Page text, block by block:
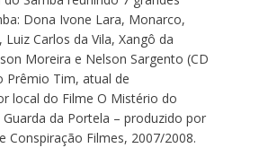
Dona Ivone Lara, Monarco,
Carlos da Vila, Xangô da
Moreira e Nelson Sargento (CD
Prêmio Tim, atual de
local do Filme O Mistério do
Guarda da Portela – produzido por
Conspiração Filmes, 2007/2008.